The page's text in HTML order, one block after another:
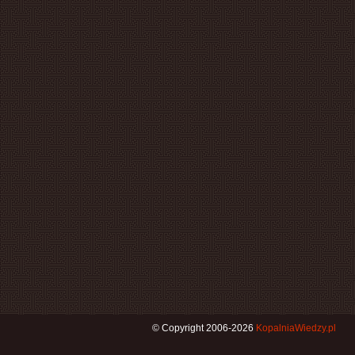
© Copyright 2006-2026 KopalniaWiedzy.pl